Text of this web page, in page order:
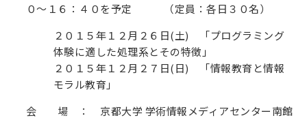
０〜１６：４０を予定 （定員：各日３０名）
２０１５年１２月２６日(土) 「プログラミング
体験に適した処理系とその特徴」
２０１５年１２月２７日(日) 「情報教育と情報
モラル教育」
会 場 ： 京都大学 学術情報メディアセンター南館